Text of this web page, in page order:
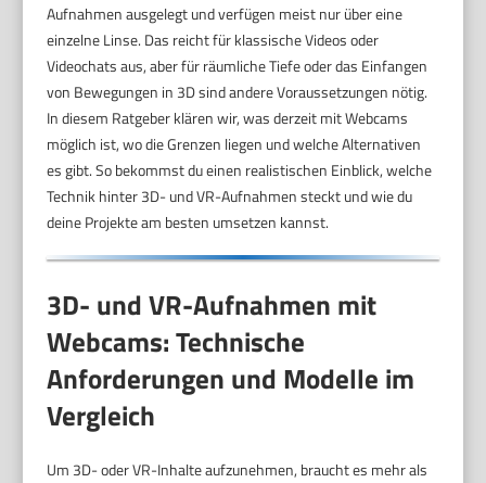
Aufnahmen ausgelegt und verfügen meist nur über eine
einzelne Linse. Das reicht für klassische Videos oder
Videochats aus, aber für räumliche Tiefe oder das Einfangen
von Bewegungen in 3D sind andere Voraussetzungen nötig.
In diesem Ratgeber klären wir, was derzeit mit Webcams
möglich ist, wo die Grenzen liegen und welche Alternativen
es gibt. So bekommst du einen realistischen Einblick, welche
Technik hinter 3D- und VR-Aufnahmen steckt und wie du
deine Projekte am besten umsetzen kannst.
3D- und VR-Aufnahmen mit
Webcams: Technische
Anforderungen und Modelle im
Vergleich
Um 3D- oder VR-Inhalte aufzunehmen, braucht es mehr als